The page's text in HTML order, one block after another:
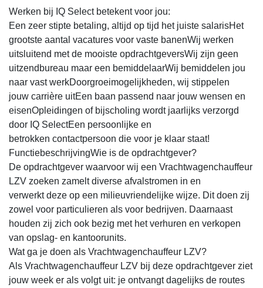
Werken bij IQ Select betekent voor jou:
Een zeer stipte betaling, altijd op tijd het juiste salarisHet
grootste aantal vacatures voor vaste banenWij werken
uitsluitend met de mooiste opdrachtgeversWij zijn geen
uitzendbureau maar een bemiddelaarWij bemiddelen jou
naar vast werkDoorgroeimogelijkheden, wij stippelen
jouw carrière uitEen baan passend naar jouw wensen en
eisenOpleidingen of bijscholing wordt jaarlijks verzorgd
door IQ SelectEen persoonlijke en
betrokken contactpersoon die voor je klaar staat!
FunctiebeschrijvingWie is de opdrachtgever?
De opdrachtgever waarvoor wij een Vrachtwagenchauffeur
LZV zoeken zamelt diverse afvalstromen in en
verwerkt deze op een milieuvriendelijke wijze. Dit doen zij
zowel voor particulieren als voor bedrijven. Daarnaast
houden zij zich ook bezig met het verhuren en verkopen
van opslag- en kantoorunits.
Wat ga je doen als Vrachtwagenchauffeur LZV?
Als Vrachtwagenchauffeur LZV bij deze opdrachtgever ziet
jouw week er als volgt uit: je ontvangt dagelijks de routes